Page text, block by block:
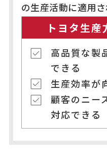
の生産活動に適用さ
トヨタ生産
高品質な製
できる
生産効率が
顧客のニー
対応できる